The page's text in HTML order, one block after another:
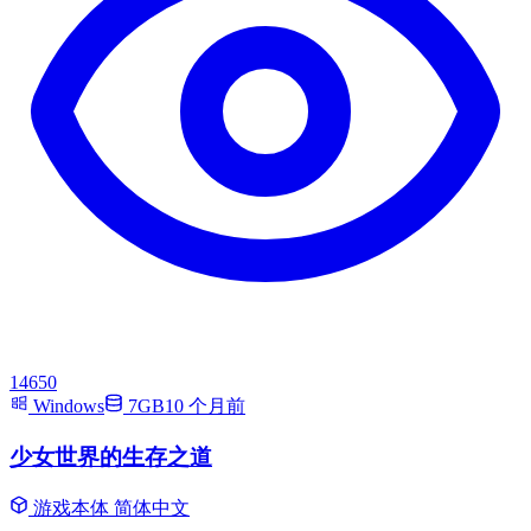
14650
Windows
7GB10 个月前
少女世界的生存之道
游戏本体 简体中文